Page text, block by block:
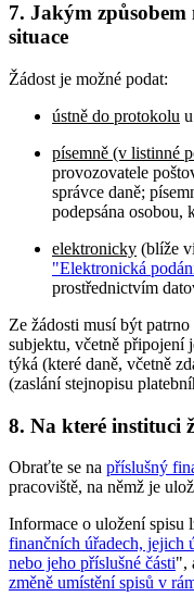
7. Jakým
situace
Žádost je možné podat:
ústně do protokolu
písemně (v listinné
provozovatele
správce daně;
podepsána osobou,
elektronicky (blíže
"Elektronická
prostřednictvím
Ze žádosti musí být
subjektu, včetně připojení
týká (které daně, včetně
(zaslání stejnopisu
8. Na které instituci
Obraťte se na příslušný
pracoviště, na němž je
Informace o uložení spisu
finančních úřadech, jejich
nebo jeho příslušné části",
změně umístění spisů v